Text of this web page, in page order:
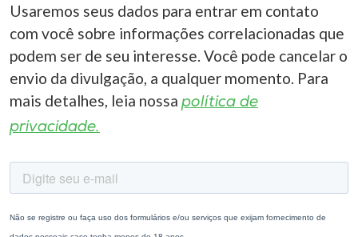
Usaremos seus dados para entrar em contato
com você sobre informações correlacionadas que
podem ser de seu interesse. Você pode cancelar o
envio da divulgação, a qualquer momento. Para
mais detalhes, leia nossa política de
privacidade.